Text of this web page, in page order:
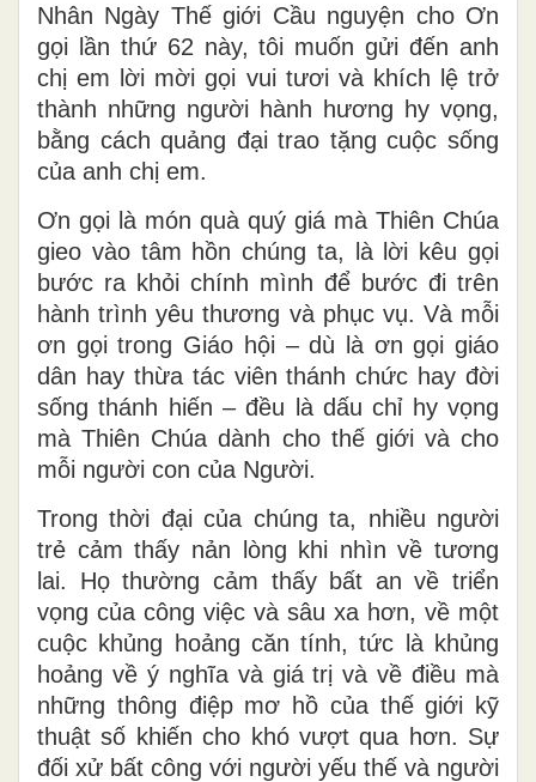
Nhân Ngày Thế giới Cầu nguyện cho Ơn
gọi lần thứ 62 này, tôi muốn gửi đến anh
chị em lời mời gọi vui tươi và khích lệ trở
thành những người hành hương hy vọng,
bằng cách quảng đại trao tặng cuộc sống
của anh chị em.
Ơn gọi là món quà quý giá mà Thiên Chúa
gieo vào tâm hồn chúng ta, là lời kêu gọi
bước ra khỏi chính mình để bước đi trên
hành trình yêu thương và phục vụ. Và mỗi
ơn gọi trong Giáo hội – dù là ơn gọi giáo
dân hay thừa tác viên thánh chức hay đời
sống thánh hiến – đều là dấu chỉ hy vọng
mà Thiên Chúa dành cho thế giới và cho
mỗi người con của Người.
Trong thời đại của chúng ta, nhiều người
trẻ cảm thấy nản lòng khi nhìn về tương
lai. Họ thường cảm thấy bất an về triển
vọng của công việc và sâu xa hơn, về một
cuộc khủng hoảng căn tính, tức là khủng
hoảng về ý nghĩa và giá trị và về điều mà
những thông điệp mơ hồ của thế giới kỹ
thuật số khiến cho khó vượt qua hơn. Sự
đối xử bất công với người yếu thế và người